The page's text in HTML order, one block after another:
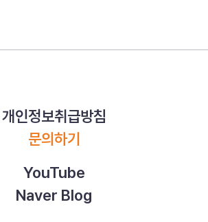
개인정보취급방침
문의하기
YouTube
Naver Blog